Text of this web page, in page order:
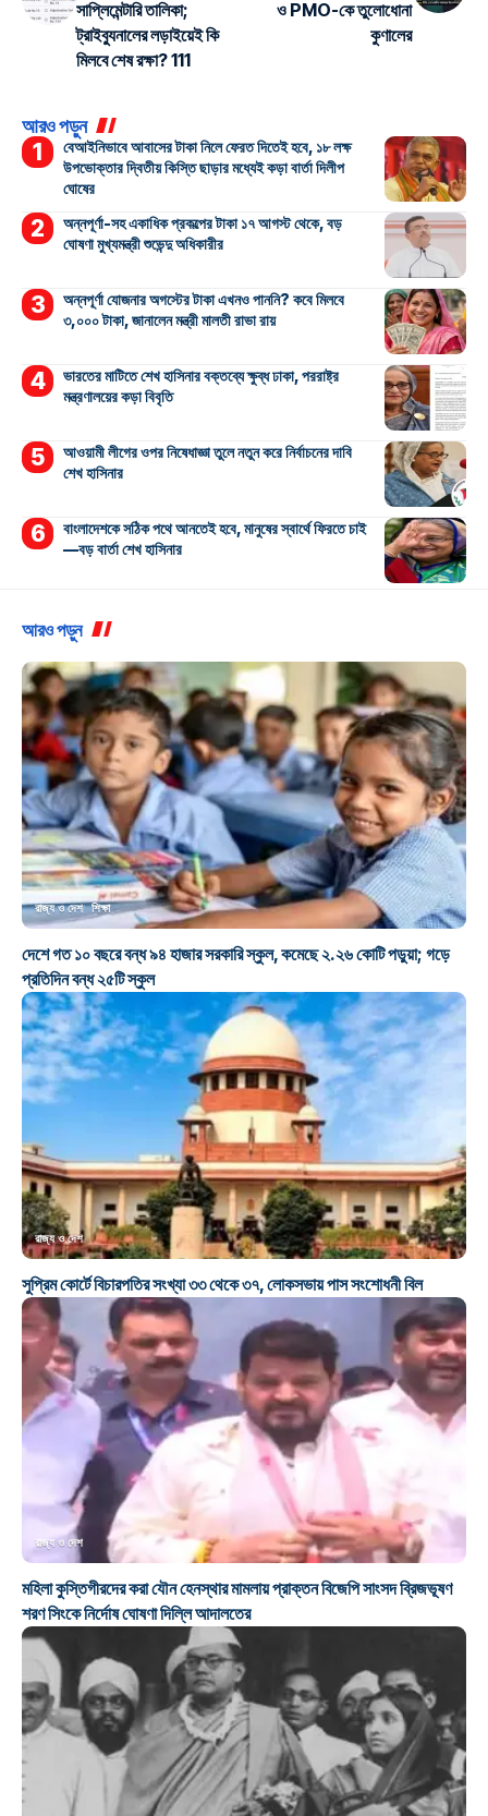
সাপ্লিমেন্টারি তালিকা;
ট্রাইব্যুনালের লড়াইয়েই কি
মিলবে শেষ রক্ষা? 111
ও PMO-কে তুলোধোনা
কুণালের
আরও পড়ুন
বেআইনিভাবে আবাসের টাকা নিলে ফেরত দিতেই হবে, ১৮ লক্ষ
উপভোক্তার দ্বিতীয় কিস্তি ছাড়ার মধ্যেই কড়া বার্তা দিলীপ
ঘোষের
অন্নপূর্ণা-সহ একাধিক প্রকল্পের টাকা ১৭ আগস্ট থেকে, বড়
ঘোষণা মুখ্যমন্ত্রী শুভেন্দু অধিকারীর
অন্নপূর্ণা যোজনার অগস্টের টাকা এখনও পাননি? কবে মিলবে
৩,০০০ টাকা, জানালেন মন্ত্রী মালতী রাভা রায়
ভারতের মাটিতে শেখ হাসিনার বক্তব্যে ক্ষুব্ধ ঢাকা, পররাষ্ট্র
মন্ত্রণালয়ের কড়া বিবৃতি
আওয়ামী লীগের ওপর নিষেধাজ্ঞা তুলে নতুন করে নির্বাচনের দাবি
শেখ হাসিনার
বাংলাদেশকে সঠিক পথে আনতেই হবে, মানুষের স্বার্থে ফিরতে চাই
—বড় বার্তা শেখ হাসিনার
আরও পড়ুন
রাজ্য ও দেশ শিক্ষা
দেশে গত ১০ বছরে বন্ধ ৯৪ হাজার সরকারি স্কুল, কমেছে ২.২৬ কোটি পড়ুয়া; গড়ে
প্রতিদিন বন্ধ ২৫টি স্কুল
রাজ্য ও দেশ
সুপ্রিম কোর্টে বিচারপতির সংখ্যা ৩৩ থেকে ৩৭, লোকসভায় পাস সংশোধনী বিল
রাজ্য ও দেশ
মহিলা কুস্তিগীরদের করা যৌন হেনস্থার মামলায় প্রাক্তন বিজেপি সাংসদ ব্রিজভূষণ
শরণ সিংকে নির্দোষ ঘোষণা দিল্লি আদালতের